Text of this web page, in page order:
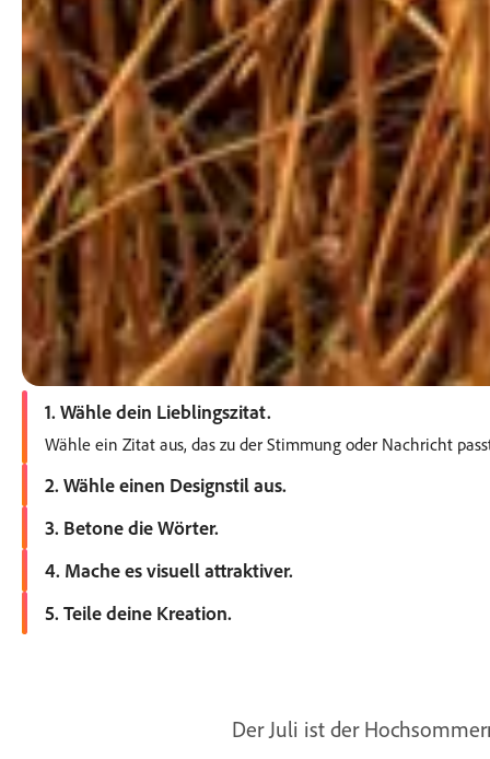
1. Wähle dein Lieblingszitat.
Wähle ein Zitat aus, das zu der Stimmung oder Nachricht
2. Wähle einen Designstil aus.
Öffne Adobe Express und durchsuche die Vorlagen. Wähle
3. Betone die Wörter.
Platziere das Zitat an einer auffälligen Stelle. Probiere
4. Mache es visuell attraktiver.
Füge unterstützende Bilder, Rahmen, Farben oder Filter
5. Teile deine Kreation.
Der Juli ist der